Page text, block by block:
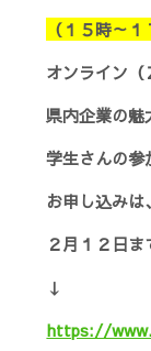
（１５時～
オンライン（
県内企業の魅
学生さんの参
お申し込みは
２月１２日
↓
https://